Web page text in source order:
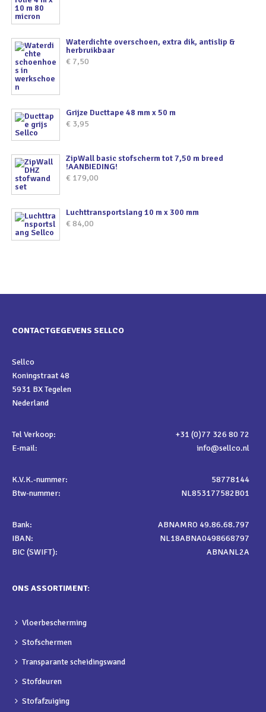
Waterdichte overschoen, extra dik, antislip &
herbruikbaar
€ 7,50
Grijze Ducttape 48 mm x 50 m
€ 3,95
ZipWall basic stofscherm tot 7,50 m breed
!AANBIEDING!
€ 179,00
Luchttransportslang 10 m x 300 mm
€ 84,00
CONTACTGEGEVENS SELLCO
Sellco
Koningstraat 48
5931 BX Tegelen
Nederland
Tel Verkoop:
+31 (0)77 326 80 72
E-mail:
info@sellco.nl
K.V.K.-nummer:
58778144
Btw-nummer:
NL853177582B01
Bank:
ABNAMRO 49.86.68.797
IBAN:
NL18ABNA0498668797
BIC (SWIFT):
ABNANL2A
ONS ASSORTIMENT:
Vloerbescherming
Stofschermen
Transparante scheidingswand
Stofdeuren
Stofafzuiging